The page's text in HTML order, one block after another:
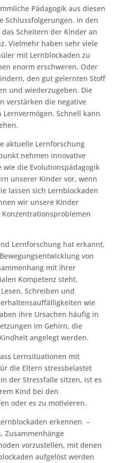
Pädagogik aus diesen
Schlussfolgerungen. In den
Scheitern der Kinder an
Vielmehr haben sehr viele
mit Lernblockaden zu
enorm erschweren. Oder
den gut gelernten Stoff
und wiederzugeben. Die
verstärken die negative
Schnell kann
aktuelle Lernforschung
nehmen innovative
wie die Evolutionspädagogik
unserer Kinder vor, wenn
lassen sich Lernblockaden
wir unsere Kinder
Lernforschung hat erkannt,
von
mit ihrer
Kompetenz steht.
Schreiben und
wie
ihre Ursachen häufig in
im Gehirn, die
angelegt werden.
Lernsituationen mit
die Eltern stressbelastet
der Stressfalle sitzen, ist es
Kind bei den
oder es zu motivieren.
erkennen –
Zusammenhänge
vorzustellen, mit denen
aufgelöst werden